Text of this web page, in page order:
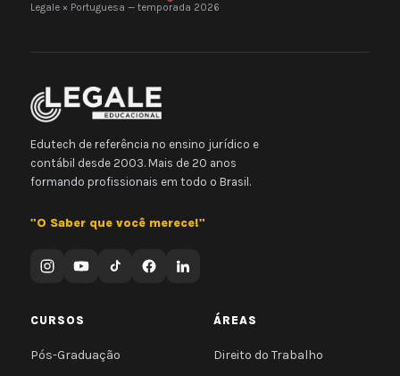
Legale × Portuguesa — temporada 2026
Edutech de referência no ensino jurídico e
contábil desde 2003. Mais de 20 anos
formando profissionais em todo o Brasil.
"O Saber que você merece!"
CURSOS
Pós-Graduação
ÁREAS
Direito do Trabalho